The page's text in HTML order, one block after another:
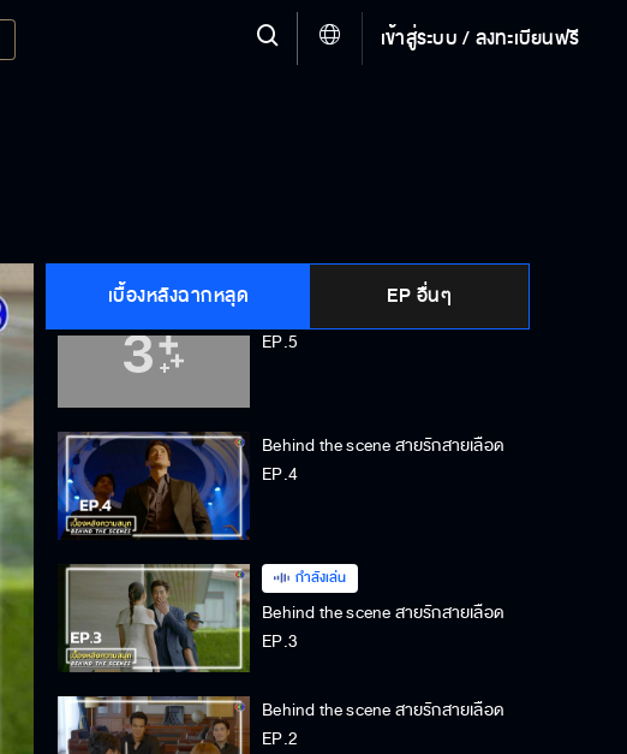
เข้าสู่ระบบ / ลงทะเบียนฟรี
เบื้องหลังฉากหลุด EP อื่นๆ
Behind the scene สายรักสายเลือด
Behind the scene สายรักสายเลือด
EP.5
Behind the scene สายรักสายเลือด
EP.4
กำลังเล่น
Behind the scene สายรักสายเลือด
EP.3
Behind the scene สายรักสายเลือด
EP.2